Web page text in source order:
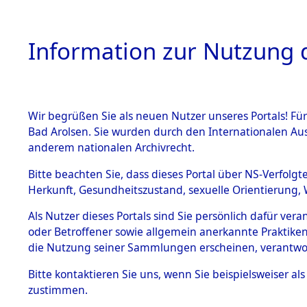
HOME
BESTÄNDE
Inhaftierungsdoku
mente
1.2.9 Beim ITS
verwahrte
1.2.9.1
Effekten aus
3Akten
SROTKA,
Land
Weitere Angaben
Information zur Nutzung
Wir begrüßen Sie als neuen Nutzer unseres Portals!
Bad Arolsen. Sie wurden durch den Internationalen
anderem nationalen Archivrecht.
Bitte beachten Sie, dass dieses Portal über NS-
Herkunft, Gesundheitszustand, sexuelle
Als Nutzer dieses Portals sind Sie persönlich dafür
oder Betroffener sowie allgemein anerkannte
die Nutzung seiner Sammlungen erscheinen,
Bitte kontaktieren Sie uns, wenn Sie beispielsweiser
zustimmen.